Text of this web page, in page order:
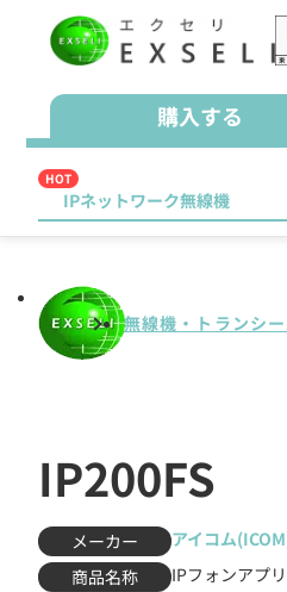
購入する
HOT
IPネットワーク無線機
無線機・トランシ
IP200FS
メーカー
アイコム
商品名称
IPフォンアプ